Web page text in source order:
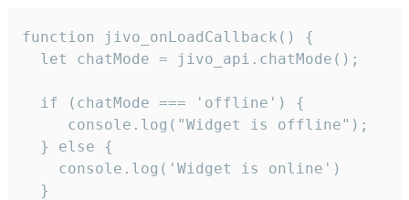
function jivo_onLoadCallback() {
  let chatMode = jivo_api.chatMode();
  if (chatMode === 'offline') {
     console.log("Widget is offline");
  } else {
    console.log('Widget is online')
  }